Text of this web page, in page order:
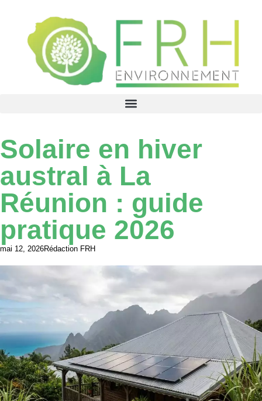
Solaire en hiver
austral à La
Réunion : guide
pratique 2026
mai 12, 2026Rédaction FRH